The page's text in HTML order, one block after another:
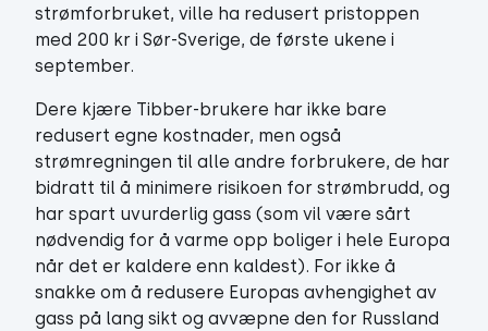
strømforbruket, ville ha redusert pristoppen
med 200 kr i Sør-Sverige, de første ukene i
september.
Dere kjære Tibber-brukere har ikke bare
redusert egne kostnader, men også
strømregningen til alle andre forbrukere, de har
bidratt til å minimere risikoen for strømbrudd, og
har spart uvurderlig gass (som vil være sårt
nødvendig for å varme opp boliger i hele Europa
når det er kaldere enn kaldest). For ikke å
snakke om å redusere Europas avhengighet av
gass på lang sikt og avvæpne den for Russland